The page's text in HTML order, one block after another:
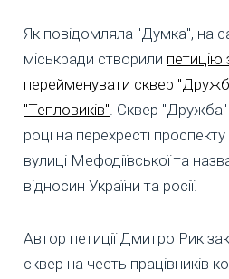
Як повідомляла "Думка", на
міськради створили петицію
перейменувати сквер
"Тепловиків". Сквер "Дружба"
році на перехресті
вулиці Мефодіївської та
відносин України та росії.
Автор петиції Дмитро Рик
сквер на честь працівників